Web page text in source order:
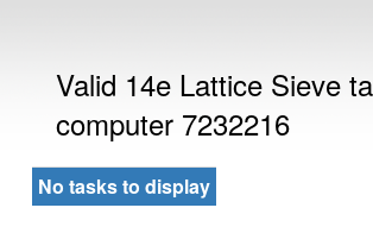
Valid 14e Lattice Sieve
computer 7232216
No tasks to display